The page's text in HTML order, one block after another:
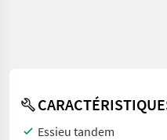
Essieu tandem